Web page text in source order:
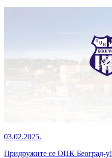
03.02.2025.
Придружите се ОЏК Београд-у!